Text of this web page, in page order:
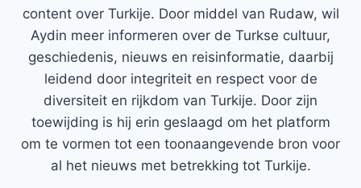
content over Turkije. Door middel van Rudaw, wil
Aydin meer informeren over de Turkse cultuur,
geschiedenis, nieuws en reisinformatie, daarbij
leidend door integriteit en respect voor de
diversiteit en rijkdom van Turkije. Door zijn
toewijding is hij erin geslaagd om het platform
om te vormen tot een toonaangevende bron voor
al het nieuws met betrekking tot Turkije.